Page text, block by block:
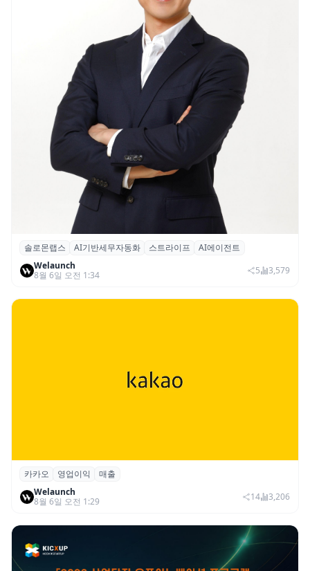
솔로몬랩스, 스트라이프 출신 이창헌 영입…
절세 전략 AI 에이전트 개발 본격화
솔로몬랩스 AI기반세무자동화 스트라이프
AI에이전트
Welaunch
8월 6일 오전 1:34
5 3,579
카카오, 2026년 2분기 매출 2조985억·영업
이익 2770억…역대 분기 최대
카카오 영업이익
매출
Welaunch
8월 6일 오전 1:29
14 3,206